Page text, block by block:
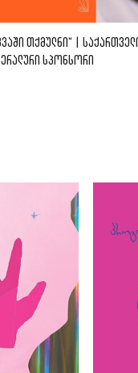
ᲗᲥᲛᲣᲚᲜᲘ“ |
ᲡᲞᲝᲜᲡᲝᲠᲘ